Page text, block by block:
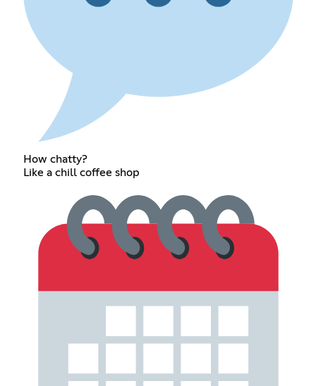
How chatty?
Like a chill coffee shop